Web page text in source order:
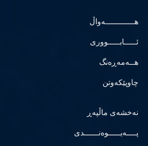
هــــــــــــەواڵ
ئـــــابـــــووری
هــەمەڕەنگ
چاوپێکەوتن
نەخشەی ماڵپەڕ
پــــەیـــــوەنــــــدی